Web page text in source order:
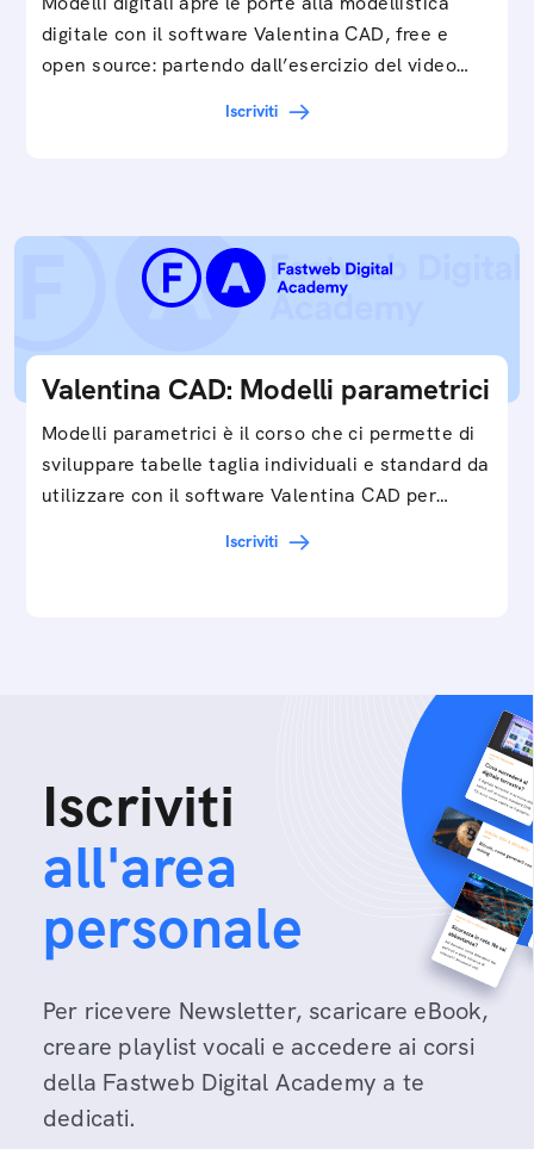
digitale con il software Valentina CAD, free e
open source: partendo dall’esercizio del video…
Iscriviti
Valentina CAD: Modelli parametrici
Modelli parametrici è il corso che ci permette di
sviluppare tabelle taglia individuali e standard da
utilizzare con il software Valentina CAD per…
Iscriviti
Iscriviti
all'area
personale
Per ricevere Newsletter, scaricare eBook,
creare playlist vocali e accedere ai corsi
della Fastweb Digital Academy a te
dedicati.